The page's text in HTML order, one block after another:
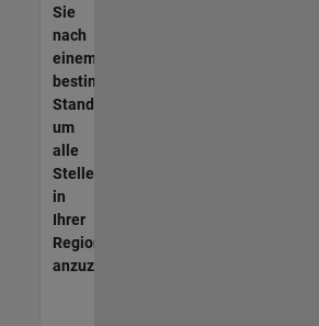
Sie
nach
einem
bestimmten
Standort,
um
alle
Stellenangebote
in
Ihrer
Region
anzuzeigen.